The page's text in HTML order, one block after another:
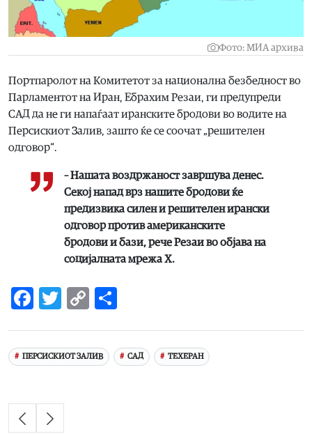
Фото: МИА архива
Портпаролот на Комитетот за национална безбедност во
Парламентот на Иран, Ебрахим Резаи, ги предупреди
САД да не ги напаѓаат иранските бродови во водите на
Персискиот Залив, зашто ќе се соочат „решителен
одговор“.
– Нашата воздржаност завршува денес.
Секој напад врз нашите бродови ќе
предизвика силен и решителен ирански
одговор против американските
бродови и бази, рече Резаи во објава на
социјалната мрежа Х.
Facebook
Twitter
Copy
ПЕРСИСКИОТ ЗАЛИВ САД ТЕХЕРАН